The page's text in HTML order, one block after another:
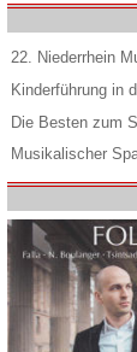
22. Niederrhein
Kinderführung in
Die Besten zum
Musikalischer